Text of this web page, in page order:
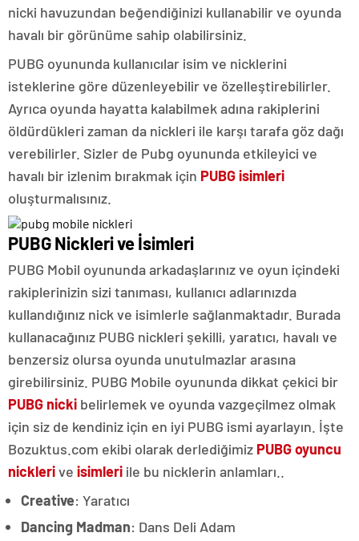
nicki havuzundan beğendiğinizi kullanabilir ve oyunda
havalı bir görünüme sahip olabilirsiniz.
ankara
Ankara
seksi
escort
Çankaya
etkileyici
PUBG oyununda kullanıcılar isim ve nicklerini
isteklerine göre düzenleyebilir ve özelleştirebilirler.
Ayrıca oyunda hayatta kalabilmek adına rakiplerini
öldürdükleri zaman da nickleri ile karşı tarafa göz dağı
verebilirler. Sizler de Pubg oyununda etkileyici ve
havalı bir izlenim bırakmak için PUBG isimleri
oluşturmalısınız.
PUBG Nickleri ve İsimleri
PUBG Mobil oyununda arkadaşlarınız ve oyun içindeki
rakiplerinizin sizi tanıması, kullanıcı adlarınızda
kullandığınız nick ve isimlerle sağlanmaktadır. Burada
kullanacağınız PUBG nickleri şekilli, yaratıcı, havalı ve
benzersiz olursa oyunda unutulmazlar arasına
girebilirsiniz. PUBG Mobile oyununda dikkat çekici bir
PUBG nicki belirlemek ve oyunda vazgeçilmez olmak
için siz de kendiniz için en iyi PUBG ismi ayarlayın. İşte
Bozuktus.com ekibi olarak derlediğimiz PUBG oyuncu
nicklerive isimleri ile bu nicklerin anlamları..
Creative: Yaratıcı
Dancing Madman: Dans Deli Adam